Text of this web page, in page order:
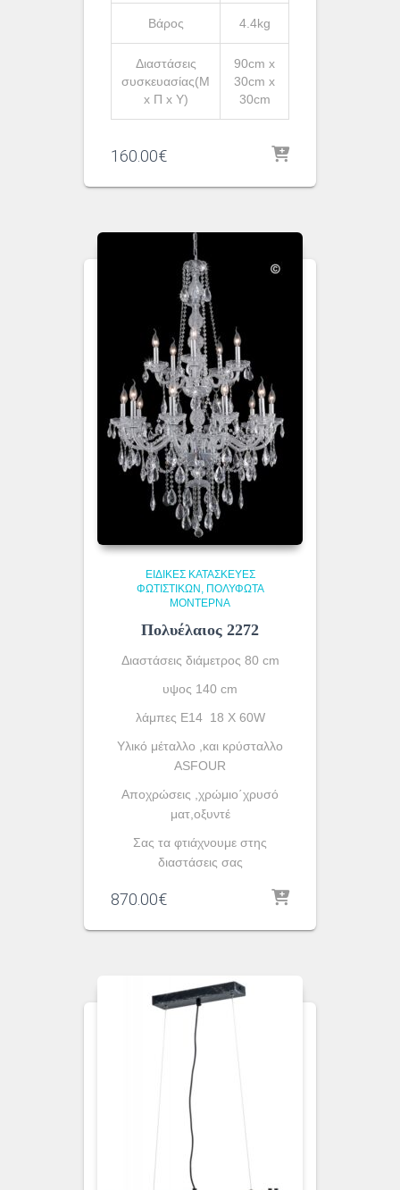
Βάρος 4.4kg
Διαστάσεις
συσκευασίας(Μ
x Π x Υ)
90cm x
30cm x
30cm
160.00€
ΕΙΔΙΚΈΣ ΚΑΤΑΣΚΕΥΈΣ
ΦΩΤΙΣΤΙΚΏΝ
ΠΟΛΎΦΩΤΑ
ΜΟΝΤΈΡΝΑ
Πολυέλαιος 2272
Διαστάσεις διάμετρος 80 cm
υψος 140 cm
λάμπες Ε14 18 X 60W
Υλικό μέταλλο ,και κρύσταλλο
ASFOUR
Αποχρώσεις ,χρώμιο΄χρυσό
ματ,οξυντέ
Σας τα φτιάχνουμε στης
διαστάσεις σας
870.00€